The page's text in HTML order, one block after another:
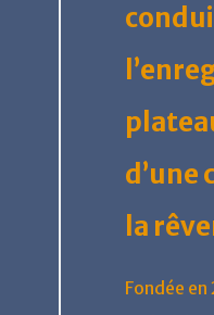
d’une
la
Fondée